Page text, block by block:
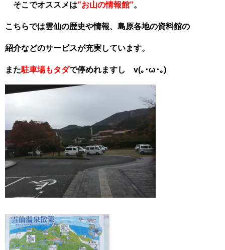
そこでオススメは”お山の情報館”。
こちらでは雲仙の歴史や情報、島原各地の資料館の
紹介などのサービスが充実しています。
また駐車場もタダで停めれますし v(｡･ω･｡)